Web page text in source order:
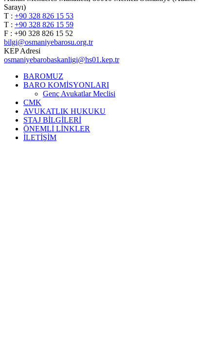
Sarayı)
T : +90 328 826 15 53
T : +90 328 826 15 59
F : +90 328 826 15 52
bilgi@osmaniyebarosu.org.tr
KEP Adresi
osmaniyebarobaskanligi@hs01.kep.tr
BAROMUZ
BARO KOMİSYONLARI
Genç Avukatlar Meclisi
CMK
AVUKATLIK HUKUKU
STAJ BİLGİLERİ
ÖNEMLİ LİNKLER
İLETİŞİM